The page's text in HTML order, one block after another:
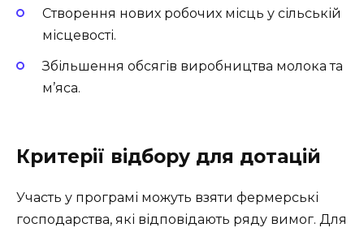
Створення нових робочих місць у сільській
місцевості.
Збільшення обсягів виробництва молока та
м’яса.
Критерії відбору для дотацій
Участь у програмі можуть взяти фермерські
господарства, які відповідають ряду вимог. Для